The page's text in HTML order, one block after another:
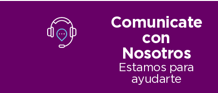
Comunicate
con
Nosotros
Estamos para
ayudarte